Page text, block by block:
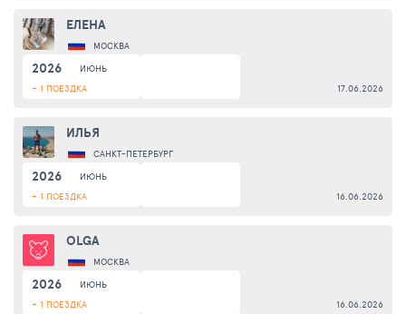
ЕЛЕНА
МОСКВА
2026
ИЮНЬ
+ 1 ПОЕЗДКА
17.06.2026
ИЛЬЯ
САНКТ-ПЕТЕРБУРГ
2026
ИЮНЬ
+ 1 ПОЕЗДКА
16.06.2026
OLGA
МОСКВА
2026
ИЮНЬ
+ 1 ПОЕЗДКА
16.06.2026